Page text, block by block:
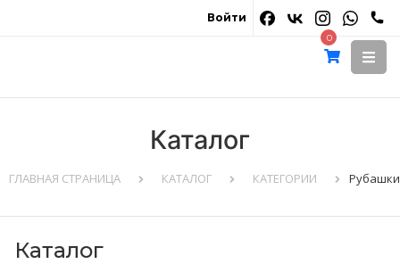
Войти
0
Каталог
ГЛАВНАЯ СТРАНИЦА КАТАЛОГ КАТЕГОРИИ Рубашки
Каталог